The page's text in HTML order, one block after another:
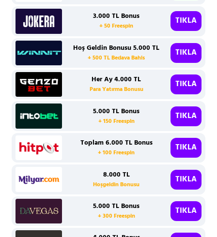
3.000 TL Bonus
+ 50 Freespin TIKLA
Hoş Geldin Bonusu 5.000 TL
+ 500 TL Bedava Bahis TIKLA
Her Ay 4.000 TL
Para Yatırma Bonusu TIKLA
5.000 TL Bonus
+ 150 Freespin TIKLA
Toplam 6.000 TL Bonus
+ 100 Freespin TIKLA
8.000 TL
Hoşgeldin Bonusu TIKLA
5.000 TL Bonus
+ 300 Freespin TIKLA